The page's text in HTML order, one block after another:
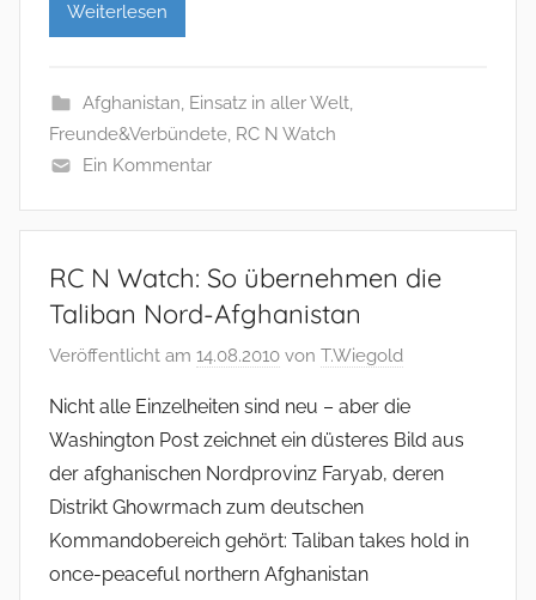
Weiterlesen
Afghanistan Einsatz in aller Welt,
Freunde&Verbündete RC N Watch
Ein Kommentar
RC N Watch: So übernehmen die
Taliban Nord-Afghanistan
Veröffentlicht am 14.08.2010 von T.Wiegold
Nicht alle Einzelheiten sind neu – aber die
Washington Post zeichnet ein düsteres Bild aus
der afghanischen Nordprovinz Faryab, deren
Distrikt Ghowrmach zum deutschen
Kommandobereich gehört: Taliban takes hold in
once-peaceful northern Afghanistan